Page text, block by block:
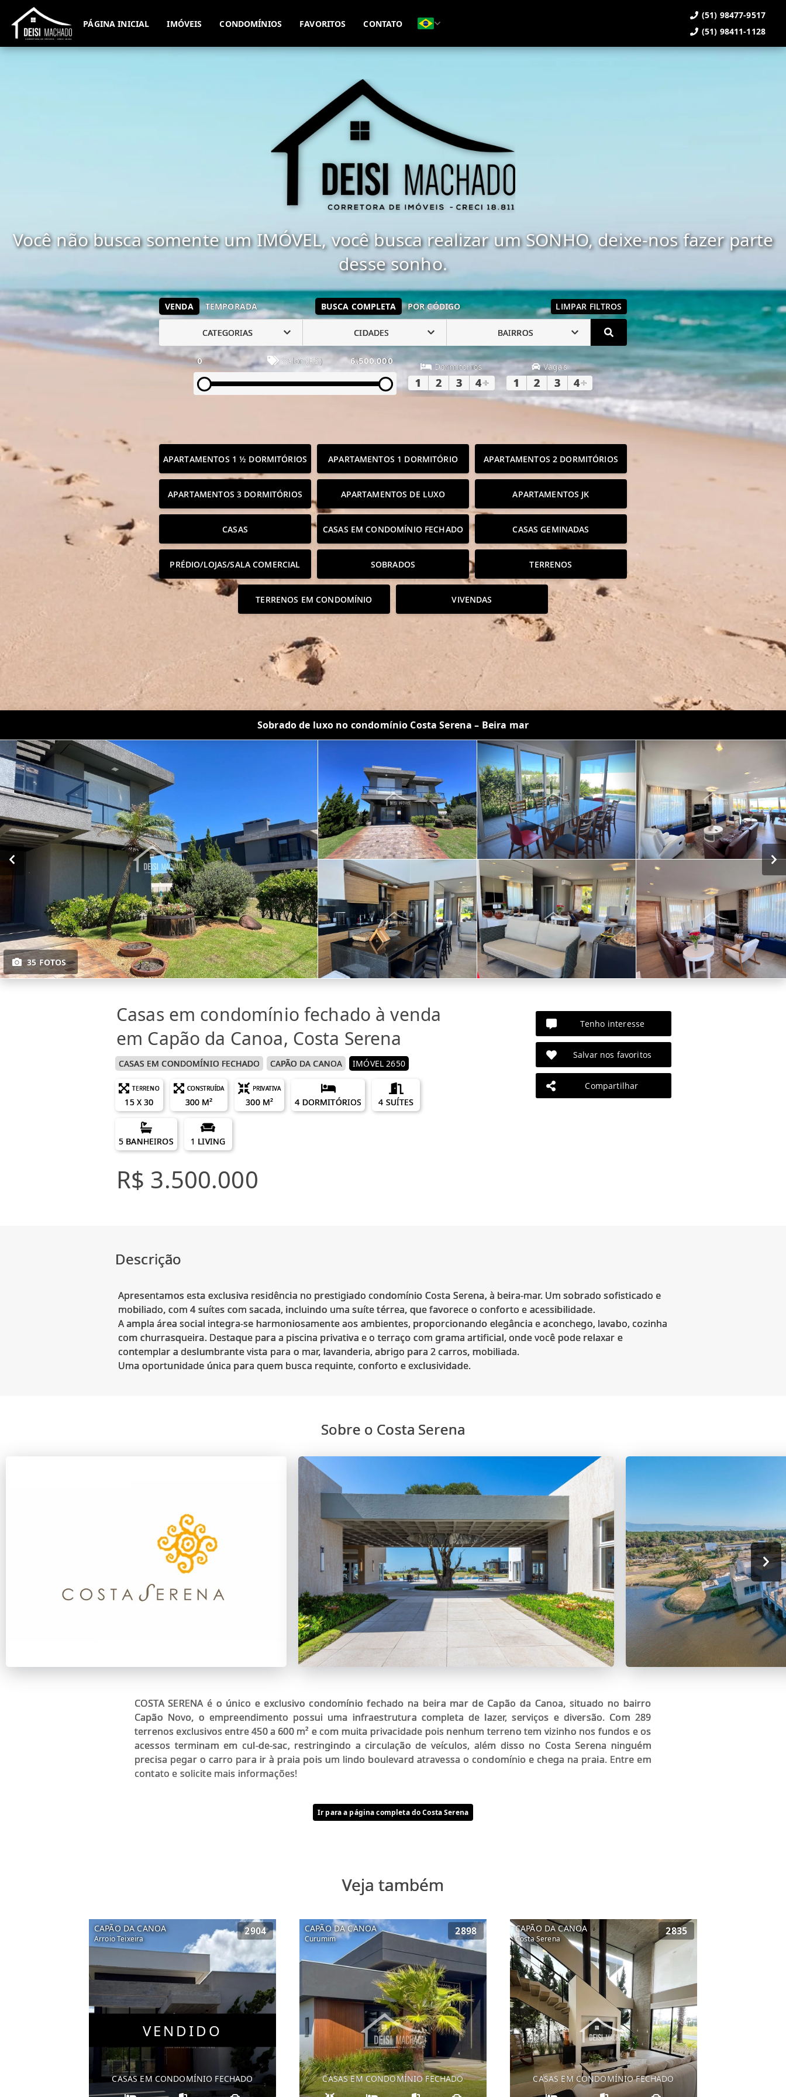
(51) 98477-9517 (51) 98411-1128
PÁGINA INICIAL IMÓVEIS CONDOMÍNIOS FAVORITOS CONTATO
(51) 98477-9517
(51) 98411-1128
Você não busca somente um IMÓVEL, você busca realizar um SONHO, deixe-nos fazer parte
desse sonho.
VENDA TEMPORADA BUSCA COMPLETA POR CÓDIGO LIMPAR FILTROS
CATEGORIAS CIDADES BAIRROS
0 Valor (R$) 6.500.000 Dormitórios
1 2 3 4+
Vagas
1 2 3 4+
APARTAMENTOS 1 ½ DORMITÓRIOS APARTAMENTOS 1 DORMITÓRIO APARTAMENTOS 2 DORMITÓRIOS
APARTAMENTOS 3 DORMITÓRIOS APARTAMENTOS DE LUXO APARTAMENTOS JK
CASAS CASAS EM CONDOMÍNIO FECHADO CASAS GEMINADAS
PRÉDIO/LOJAS/SALA COMERCIAL SOBRADOS TERRENOS
TERRENOS EM CONDOMÍNIO VIVENDAS
Sobrado de luxo no condomínio Costa Serena – Beira mar
35 FOTOS
Casas em condomínio fechado à venda
em Capão da Canoa, Costa Serena
CASAS EM CONDOMÍNIO FECHADO CAPÃO DA CANOA IMÓVEL 2650
TERRENO
15 X 30
CONSTRUÍDA
300 M²
PRIVATIVA
300 M² 4 DORMITÓRIOS 4 SUÍTES
5 BANHEIROS 1 LIVING
R$ 3.500.000
Tenho interesse
Salvar nos favoritos
Compartilhar
Descrição
Apresentamos esta exclusiva residência no prestigiado condomínio Costa Serena, à beira-mar. Um sobrado sofisticado e
mobiliado, com 4 suítes com sacada, incluindo uma suíte térrea, que favorece o conforto e acessibilidade.
A ampla área social integra-se harmoniosamente aos ambientes, proporcionando elegância e aconchego, lavabo, cozinha
com churrasqueira. Destaque para a piscina privativa e o terraço com grama artificial, onde você pode relaxar e
contemplar a deslumbrante vista para o mar, lavanderia, abrigo para 2 carros, mobiliada.
Sobre o Costa Serena
COSTA SERENA é o único e exclusivo condomínio fechado na beira mar de Capão da Canoa, situado no bairro
Capão Novo, o empreendimento possui uma infraestrutura completa de lazer, serviços e diversão. Com 289
terrenos exclusivos entre 450 a 600 m² e com muita privacidade pois nenhum terreno tem vizinho nos fundos e os
acessos terminam em cul-de-sac, restringindo a circulação de veículos, além disso no Costa Serena ninguém
precisa pegar o carro para ir à praia pois um lindo boulevard atravessa o condomínio e chega na praia. Entre em
contato e solicite mais informações!
Ir para a página completa do Costa Serena
Veja também
VENDIDO
CAPÃO DA CANOA
Arroio Teixeira
2904
CASAS EM CONDOMÍNIO FECHADO
CAPÃO DA CANOA
Curumim
2898
CASAS EM CONDOMÍNIO FECHADO
CAPÃO DA CANOA
Costa Serena
2835
CASAS EM CONDOMÍNIO FECHADO